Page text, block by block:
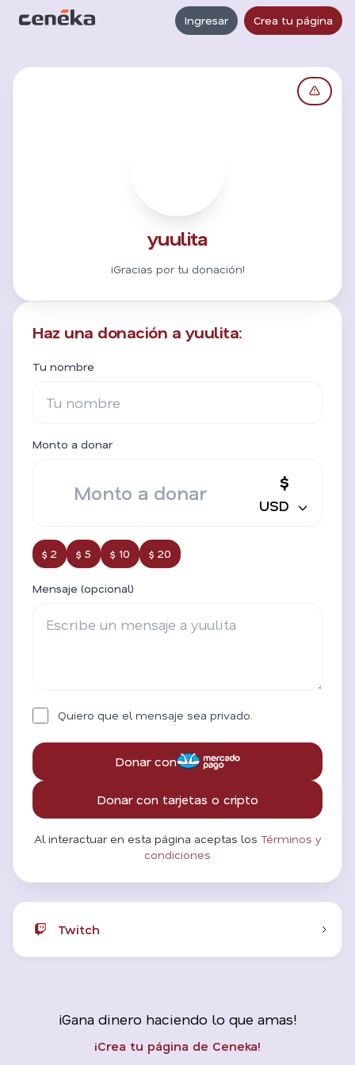
Ingresar Crea tu página
yuulita
¡Gracias por tu donación!
Haz una donación a yuulita:
Tu nombre
Monto a donar
$
USD
$ 2 $ 5 $ 10 $ 20
Mensaje (opcional)
Quiero que el mensaje sea privado.
Donar con
Donar con tarjetas o cripto
Al interactuar en esta página aceptas los Términos y
condiciones
Twitch
¡Gana dinero haciendo lo que amas!
¡Crea tu página de Ceneka!